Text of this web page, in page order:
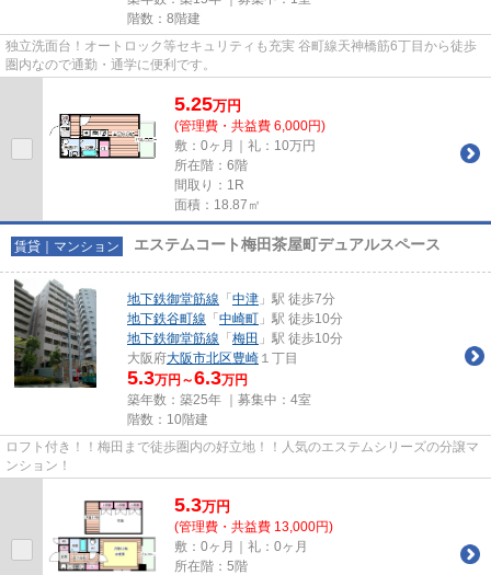
階数：8階建
独立洗面台！オートロック等セキュリティも充実 谷町線天神橋筋6丁目から徒歩
圏内なので通勤・通学に便利です。
5.25万円
(管理費・共益費 6,000円)
敷：0ヶ月｜礼：10万円
所在階：6階
間取り：1R
面積：18.87㎡
賃貸｜マンション エステムコート梅田茶屋町デュアルスペース
地下鉄御堂筋線 「 中津 」駅 徒歩7分
地下鉄谷町線 「 中崎町 」駅 徒歩10分
地下鉄御堂筋線 「 梅田 」駅 徒歩10分
大阪府大阪市北区豊崎 １丁目
5.3万円～6.3万円
築年数：築25年 ｜募集中： 4室
階数：10階建
ロフト付き！！梅田まで徒歩圏内の好立地！！人気のエステムシリーズの分譲マ
ンション！
5.3万円
(管理費・共益費 13,000円)
敷：0ヶ月｜礼：0ヶ月
所在階：5階